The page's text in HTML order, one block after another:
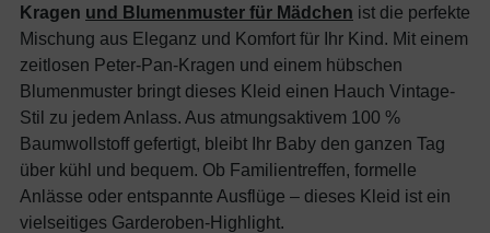
Kragen und Blumenmuster für Mädchen ist die perfekte
Mischung aus Eleganz und Komfort für Ihr Kind. Mit einem
zeitlosen Peter-Pan-Kragen und einem hübschen
Blumenmuster bringt dieses Kleid einen Hauch Vintage-
Stil zu jedem Anlass. Aus atmungsaktivem 100 %
Baumwollstoff gefertigt, bleibt Ihr Baby den ganzen Tag
über kühl und bequem. Ob Familientreffen, formelle
Anlässe oder entspannte Ausflüge – dieses Kleid ist ein
vielseitiges Garderoben-Highlight.